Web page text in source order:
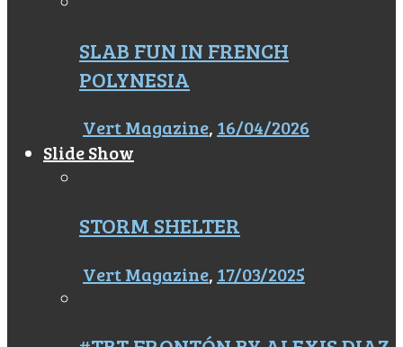
SLAB FUN IN FRENCH
POLYNESIA
Vert Magazine, 16/04/2026
Slide Show
STORM SHELTER
Vert Magazine, 17/03/2025